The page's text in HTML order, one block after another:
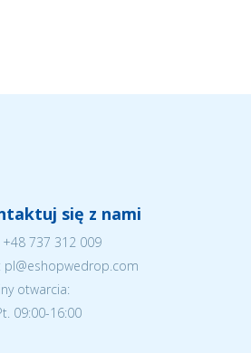
się z nami
+48 737 312 009
pl@eshopwedrop.com
otwarcia:
09:00-16:00